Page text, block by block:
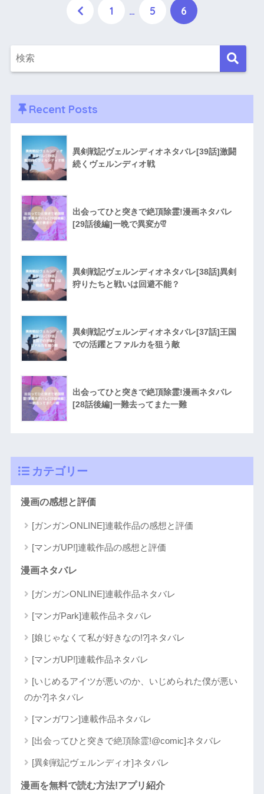
1 … 5 6
Recent Posts
異剣戦記ヴェルンディオネタバレ[39話]激闘
続くヴェルンディオ戦
出会ってひと突きで絶頂除霊!漫画ネタバレ
[29話後編]一晩で異変が⁉︎
異剣戦記ヴェルンディオネタバレ[38話]異剣
狩りたちと戦いは回避不能？
異剣戦記ヴェルンディオネタバレ[37話]王国
での活躍とファルカを狙う敵
出会ってひと突きで絶頂除霊!漫画ネタバレ
[28話後編]一難去ってまた一難
カテゴリー
漫画の感想と評価
[ガンガンONLINE]連載作品の感想と評価
[マンガUP!]連載作品の感想と評価
漫画ネタバレ
[ガンガンONLINE]連載作品ネタバレ
[マンガPark]連載作品ネタバレ
[娘じゃなくて私が好きなの!?]ネタバレ
[マンガUP!]連載作品ネタバレ
[いじめるアイツが悪いのか、いじめられた僕が悪い
のか?]ネタバレ
[マンガワン]連載作品ネタバレ
[出会ってひと突きで絶頂除霊!@comic]ネタバレ
[異剣戦記ヴェルンディオ]ネタバレ
漫画を無料で読む方法!アプリ紹介